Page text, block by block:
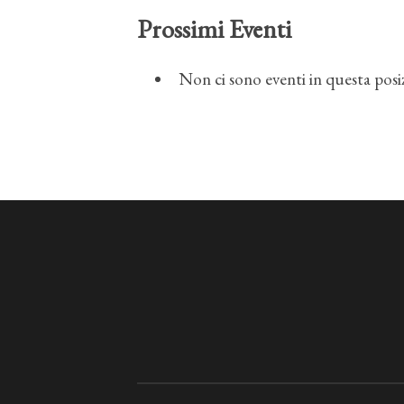
Prossimi Eventi
Non ci sono eventi in questa